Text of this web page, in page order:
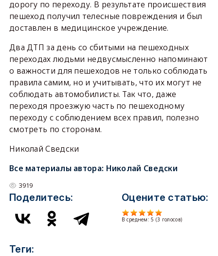
дорогу по переходу. В результате происшествия
пешеход получил телесные повреждения и был
доставлен в медицинское учреждение.
Два ДТП за день со сбитыми на пешеходных
переходах людьми недвусмысленно напоминают
о важности для пешеходов не только соблюдать
правила самим, но и учитывать, что их могут не
соблюдать автомобилисты. Так что, даже
переходя проезжую часть по пешеходному
переходу с соблюдением всех правил, полезно
смотреть по сторонам.
Николай Сведски
Все материалы автора: Николай Сведски
3919
Поделитесь: Оцените статью:
В среднем:5 (3 голосов)
Теги: